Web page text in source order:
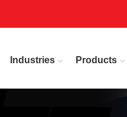
Industries Products